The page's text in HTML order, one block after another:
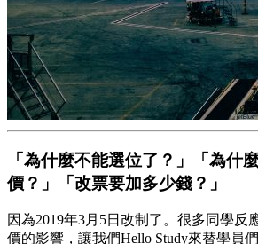
「為什麼不能選位了？」「為什
價？」「改票要加多少錢？」
因為2019年3月5日改制了。很多同學反
價的影響，讓我們Hello Study來替學員